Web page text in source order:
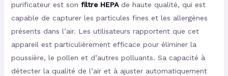
purificateur est son filtre HEPAde haute qualité, qui est
capable de capturer les particules fines et les allergènes
présents dans l’air. Les utilisateurs rapportent que cet
appareil est particulièrement efficace pour éliminer la
poussière, le pollen et d’autres polluants. Sa capacité à
détecter la qualité de l’air et à ajuster automatiquement